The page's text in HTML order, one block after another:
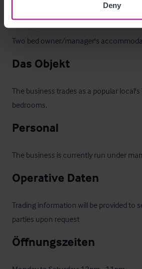
Deny
Two bed owner/manager's
Das Objekt
The business trades as a popular
bedrooms.
Personal
The business is currently run under
Operative Daten
Trading information will be provided to
parties upon request
Öffnungszeiten